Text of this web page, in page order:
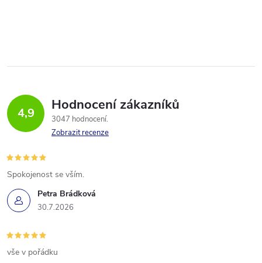
4,9 Hodnocení zákazníků
3047 hodnocení
Zobrazit recenze
Petra Brádková
30.7.2026
Spokojenost se vším.
vše v pořádku